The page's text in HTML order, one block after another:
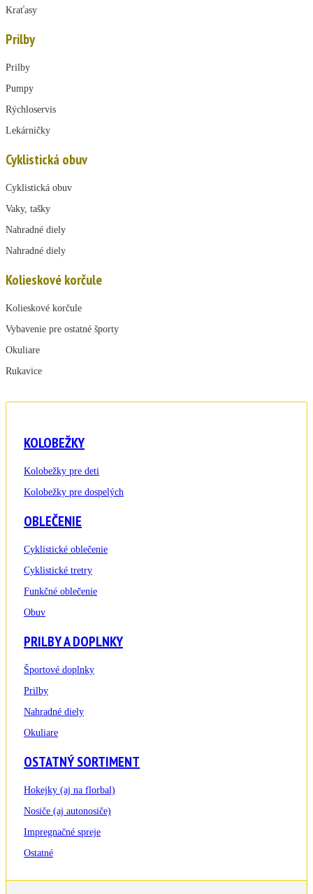
Kraťasy
Prilby
Prilby
Pumpy
Rýchloservis
Lekárničky
Cyklistická obuv
Cyklistická obuv
Vaky, tašky
Nahradné diely
Nahradné diely
Kolieskové korčule
Kolieskové korčule
Vybavenie pre ostatné športy
Okuliare
Rukavice
KOLOBEŽKY
Kolobežky pre deti
Kolobežky pre dospelých
OBLEČENIE
Cyklistické oblečenie
Cyklistické tretry
Funkčné oblečenie
Obuv
PRILBY A DOPLNKY
Športové doplnky
Prilby
Nahradné diely
Okuliare
OSTATNÝ SORTIMENT
Hokejky (aj na florbal)
Nosiče (aj autonosiče)
Impregnačné spreje
Ostatné